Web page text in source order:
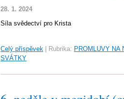
28. 1. 2024
Síla svědectví pro Krista
Celý příspěvek Rubrika: PROMLUVY NA
SVÁTKY